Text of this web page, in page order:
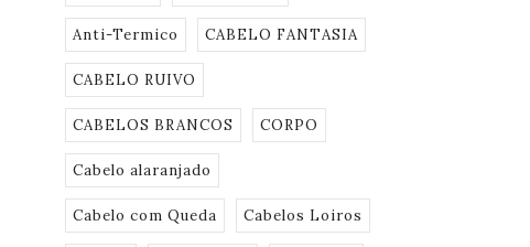
Anti-Termico CABELO FANTASIA
CABELO RUIVO
CABELOS BRANCOS CORPO
Cabelo alaranjado
Cabelo com Queda Cabelos Loiros